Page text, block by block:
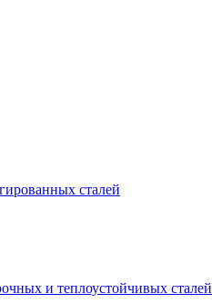
сталей
и теплоустойчивых сталей